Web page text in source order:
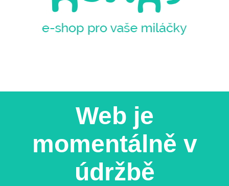
Web je
momentálně v
údržbě